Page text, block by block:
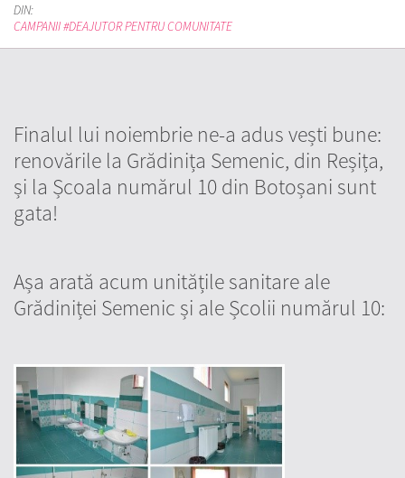
DIN:
CAMPANII #DEAJUTOR PENTRU COMUNITATE
Finalul lui noiembrie ne-a adus vești bune:
renovările la Grădinița Semenic, din Reșița,
și la Școala numărul 10 din Botoșani sunt
gata!
Așa arată acum unitățile sanitare ale
Grădiniței Semenic și ale Școlii numărul 10: